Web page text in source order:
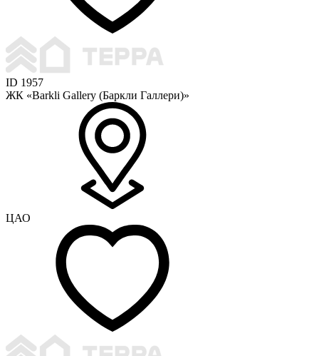
ID 1957
ЖК «Barkli Gallery (Баркли Галлери)»
ЦАО